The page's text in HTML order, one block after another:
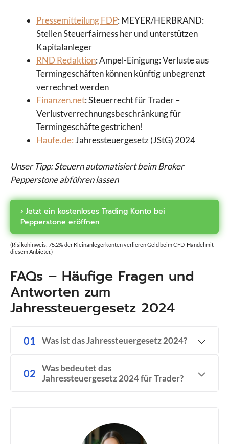
Pressemitteilung FDP: MEYER/HERBRAND:
Stellen Steuerfairness her und unterstützen
Kapitalanleger
RND Redaktion: Ampel-Einigung: Verluste aus
Termingeschäften können künftig unbegrenzt
verrechnet werden
Finanzen.net: Steuerrecht für Trader –
Verlustverrechnungsbeschränkung für
Termingeschäfte gestrichen!
Haufe.de: Jahressteuergesetz (JStG) 2024
Unser Tipp: Steuern automatisiert beim Broker
Pepperstone abführen lassen
› Jetzt ein kostenloses Trading Konto bei
Pepperstone eröffnen
(Risikohinweis: 75.2% der Kleinanlegerkonten verlieren Geld beim CFD-Handel mit
diesem Anbieter.)
FAQs – Häufige Fragen und
Antworten zum
Jahressteuergesetz 2024
Was ist das Jahressteuergesetz 2024?
Was bedeutet das
Jahressteuergesetz 2024 für Trader?